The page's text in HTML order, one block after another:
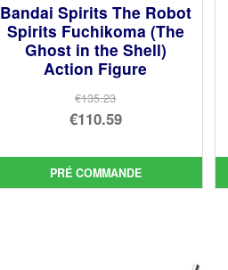
Bandai Spirits The Robot
Spirits Fuchikoma (The
Ghost in the Shell)
Action Figure
€135.23
Le
initial
était :
€110.59
prix
actuel
PRÉ COMMANDE